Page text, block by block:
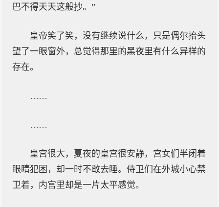
巴不得天天这般抄。”
皇帝笑了笑，没有继续说什么，只是偶尔抬头
望了一眼窗外，总觉得那里的黑夜里有什么异样的
存在。
……
……
皇宫很大，夏夜的皇宫很安静，宫女们半闭着
眼睛犯困，却一时不敢去睡。侍卫们在外城小心禁
卫着，内宫里却是一片太平感觉。